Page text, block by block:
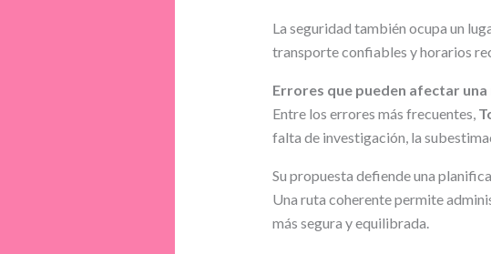
La seguridad también ocupa un
transporte confiables y horarios
Errores que pueden afectar
Entre los errores más frecuentes,
falta de investigación, la
Su propuesta defiende una
Una ruta coherente permite
más segura y equilibrada.